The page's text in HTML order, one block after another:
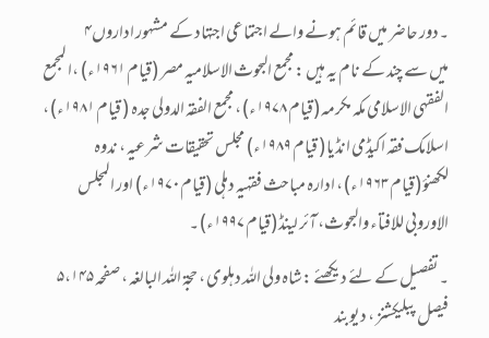
۴۔دور حاضر میں قائم ہونے والے اجتماعی اجتہاد کے مشہور اداروں
میں سے چند کے نام یہ ہیں : مجمع البحوث الاسلامیہ مصر (قیام ۱۹۶۱ء) ،ا لمجمع
الفقہی الاسلامی مکہ مکرمہ(قیام ۱۹۷۸ء)، مجمع الفقہ الدولی جدہ ( قیام ۱۹۸۱ء)،
اسلامک فقہ اکیڈمی انڈیا( قیام ۱۹۸۹ء) مجلس تحقیقات شرعیہ ، ندوہ
لکھنؤ(قیام ۱۹۶۳ء)، ادارہ مباحث فقہیہ دہلی (قیام۱۹۷۰ء) اور المجلس
الاوروبی للافتاء والبحوث، آئر لینڈ(قیام ۱۹۹۷ء)۔
۵۔تفصیل کے لئے دیکھئے :شاہ ولی اللہ دہلوی ، حجۃ اللہ البالغہ ، صفحہ ۱۴۵،
فیصل پبلیکشنز ، دیوبند